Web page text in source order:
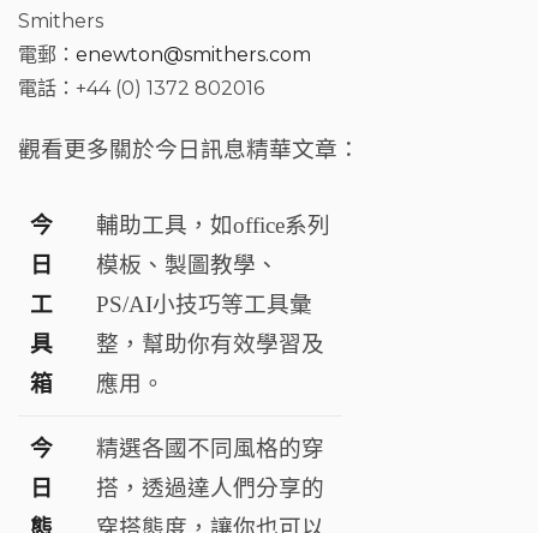
Smithers
電郵： enewton@smithers.com
電話：+44 (0) 1372 802016
觀看更多關於今日訊息精華文章：
今
日
工
具
箱
輔助工具，如office系列
模板、製圖教學、
PS/AI小技巧等工具彙
整，幫助你有效學習及
應用。
今
日
態
精選各國不同風格的穿
搭，透過達人們分享的
穿搭態度，讓你也可以